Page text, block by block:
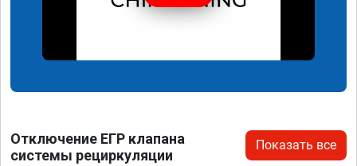
Отключение ЕГР клапана
системы рециркуляции
Показать все